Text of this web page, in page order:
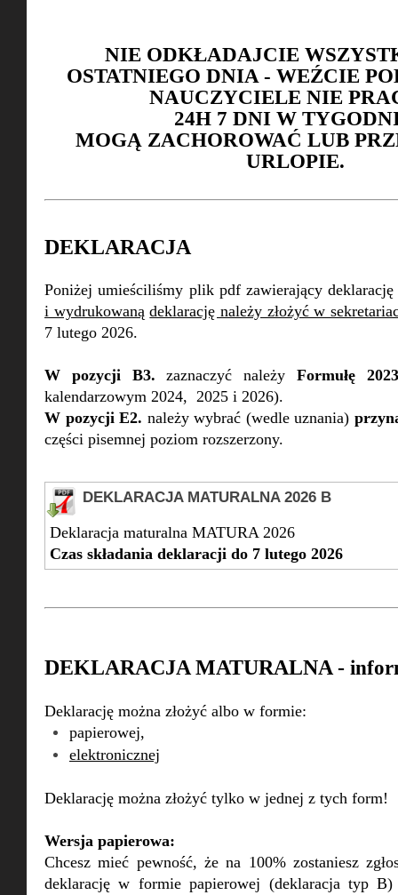
NIE ODKŁADAJCIE
OSTATNIEGO DNIA - WEŹCIE
NAUCZYCIELE NIE
24H 7 DNI W
MOGĄ ZACHOROWAĆ LUB
URLOPIE.
DEKLARACJA
Poniżej umieściliśmy plik pdf zawierający
i wydrukowaną deklarację należy złożyć w
7 lutego 2026.
W pozycji B3. zaznaczyć należy Formułę 2023
kalendarzowym 2024, 2025 i 2026).
W pozycji E2. należy wybrać (wedle uznania)
części pisemnej poziom rozszerzony.
DEKLARACJA MATURALNA 2026 B
Deklaracja maturalna MATURA 2026
Czas składania deklaracji do 7 lutego 2026
DEKLARACJA MATURALNA -
Deklarację można złożyć albo w formie:
papierowej,
elektronicznej
Deklarację można złożyć tylko w jednej z tych form!
Wersja papierowa:
Chcesz mieć pewność, że na 100% zostaniesz
deklarację w formie papierowej (deklaracja typ